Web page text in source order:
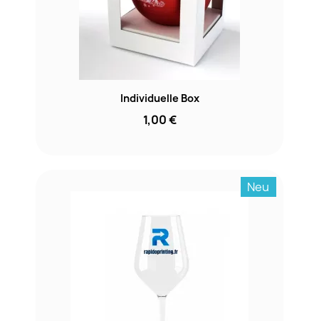
Individuelle Box
1,00 €
Neu